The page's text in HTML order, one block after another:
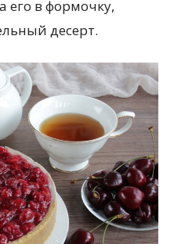
в формочку,
десерт.